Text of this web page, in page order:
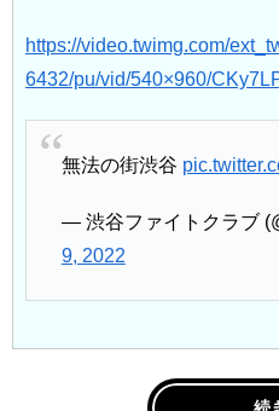
https://video.twimg.com/
6432/pu/vid/540×960/
無法の街渋谷
— 渋谷ファイトクラブ
9, 2022